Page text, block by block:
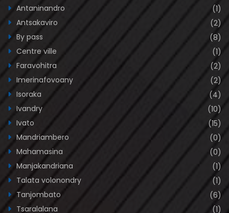
Antaninandro
(1)
Antsakaviro
(2)
By pass
(8)
Centre ville
(1)
Faravohitra
(2)
Imerinafovoany
(2)
Isoraka
(4)
Ivandry
(10)
Ivato
(15)
Mandriambero
(0)
Mahamasina
(0)
Manjakandriana
(1)
Talata volonondry
(1)
Tanjombato
(6)
Tsaralalana
(1)